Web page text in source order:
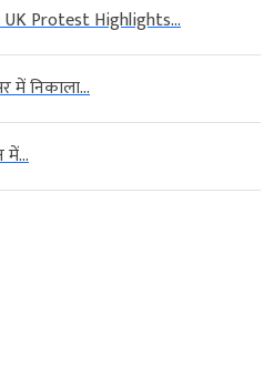
UK Protest Highlights...
में निकाला...
में...